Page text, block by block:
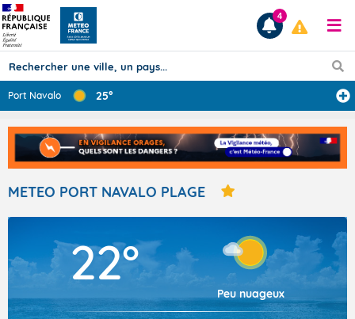
Prévisions
TOUS LES RÉSULTATS
Articles
4
Port Navalo 25°
METEO PORT NAVALO PLAGE
22°
Peu nuageux